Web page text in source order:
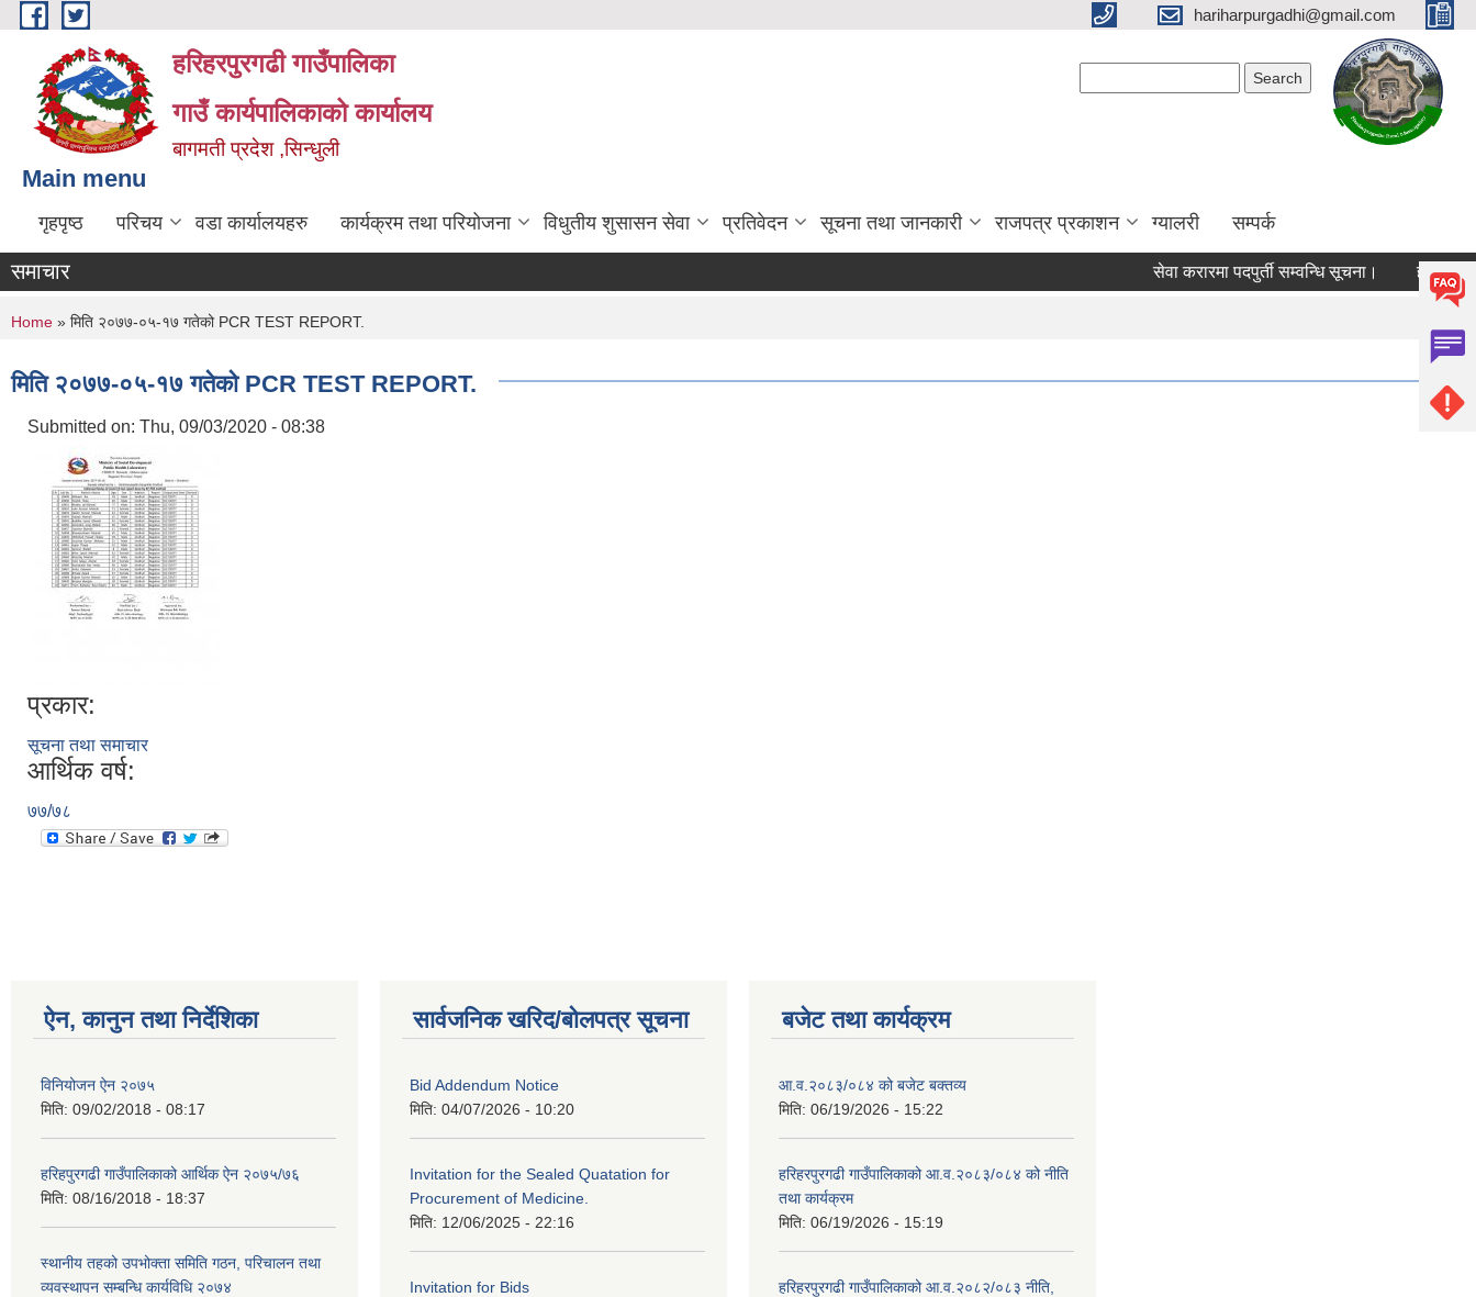
Skip to main content hariharpurgadhi@gmail.com
हरिहरपुरगढी गाउँपालिका
गाउँ कार्यपालिकाको कार्यालय
बागमती प्रदेश ,सिन्धुली
Main menu
गृहपृष्ठ परिचय वडा कार्यालयहरु कार्यक्रम तथा परियोजना विधुतीय शुसासन सेवा प्रतिवेदन सूचना तथा जानकारी राजपत्र प्रकाशन ग्यालरी सम्पर्क
समाचार सेवा करारमा पदपुर्ती सम्वन्धि सूचना।
You are here
Home » मिति २०७७-०५-१७ गतेको PCR TEST REPORT.
मिति २०७७-०५-१७ गतेको PCR TEST REPORT.
Submitted on: Thu, 09/03/2020 - 08:38
प्रकार:
सूचना तथा समाचार
आर्थिक वर्ष:
७७/७८
ऐन, कानुन तथा निर्देशिका
विनियोजन ऐन २०७५
मिति: 09/02/2018 - 08:17
हरिहपुरगढी गाउँपालिकाको आर्थिक ऐन २०७५/७६
मिति: 08/16/2018 - 18:37
स्थानीय तहको उपभोक्ता समिति गठन, परिचालन तथा
व्यवस्थापन सम्बन्धि कार्यविधि २०७४
सार्वजनिक खरिद/बोलपत्र सूचना
Bid Addendum Notice
मिति: 04/07/2026 - 10:20
Invitation for the Sealed Quatation for
Procurement of Medicine.
मिति: 12/06/2025 - 22:16
Invitation for Bids
बजेट तथा कार्यक्रम
आ.व.२०८३/०८४ को बजेट बक्तव्य
मिति: 06/19/2026 - 15:22
हरिहरपुरगढी गाउँपालिकाको आ.व.२०८३/०८४ को नीति
तथा कार्यक्रम
मिति: 06/19/2026 - 15:19
हरिहरपुरगढी गाउँपालिकाको आ.व.२०८२/०८३ नीति,